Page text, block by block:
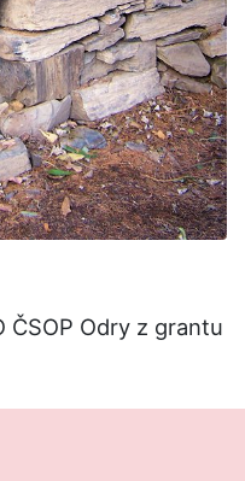
ČSOP Odry z grantu